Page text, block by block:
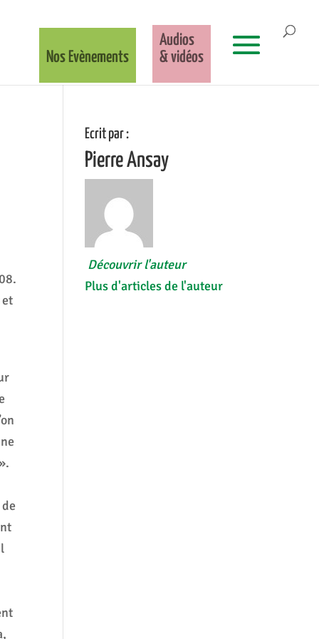
Nos Evènements
Audios
& vidéos
et
Ecrit par :
Pierre Ansay
Découvrir l'auteur
Plus d'articles de l'auteur